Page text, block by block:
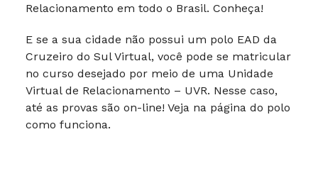
Relacionamento em todo o Brasil. Conheça!
E se a sua cidade não possui um polo EAD da
Cruzeiro do Sul Virtual, você pode se matricular
no curso desejado por meio de uma Unidade
Virtual de Relacionamento – UVR. Nesse caso,
até as provas são on-line! Veja na página do polo
como funciona.